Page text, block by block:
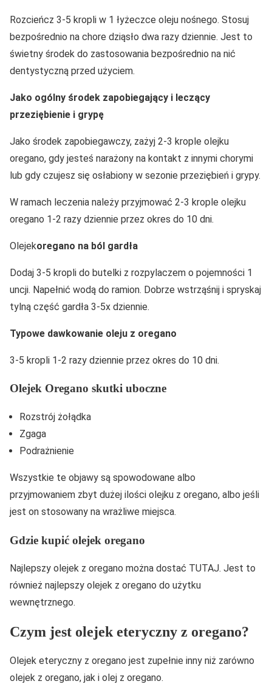
Rozcieńcz 3-5 kropli w 1 łyżeczce oleju nośnego. Stosuj
bezpośrednio na chore dziąsło dwa razy dziennie. Jest to
świetny środek do zastosowania bezpośrednio na nić
dentystyczną przed użyciem.
Jako ogólny środek zapobiegający i leczący
przeziębienie i grypę
Jako środek zapobiegawczy, zażyj 2-3 krople olejku
oregano, gdy jesteś narażony na kontakt z innymi chorymi
lub gdy czujesz się osłabiony w sezonie przeziębień i grypy.
W ramach leczenia należy przyjmować 2-3 krople olejku
oregano 1-2 razy dziennie przez okres do 10 dni.
Olejekoregano na ból gardła
Dodaj 3-5 kropli do butelki z rozpylaczem o pojemności 1
uncji. Napełnić wodą do ramion. Dobrze wstrząśnij i spryskaj
tylną część gardła 3-5x dziennie.
Typowe dawkowanie oleju z oregano
3-5 kropli 1-2 razy dziennie przez okres do 10 dni.
Olejek Oregano skutki uboczne
Rozstrój żołądka
Zgaga
Podrażnienie
Wszystkie te objawy są spowodowane albo
przyjmowaniem zbyt dużej ilości olejku z oregano, albo jeśli
jest on stosowany na wrażliwe miejsca.
Gdzie kupić olejek oregano
Najlepszy olejek z oregano można dostać TUTAJ. Jest to
również najlepszy olejek z oregano do użytku
wewnętrznego.
Czym jest olejek eteryczny z oregano?
Olejek eteryczny z oregano jest zupełnie inny niż zarówno
olejek z oregano, jak i olej z oregano.